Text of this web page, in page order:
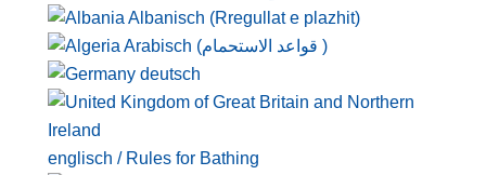
Albanisch (Rregullat e plazhit)
Arabisch (قواعد الاستحمام )
deutsch
englisch / Rules for Bathing